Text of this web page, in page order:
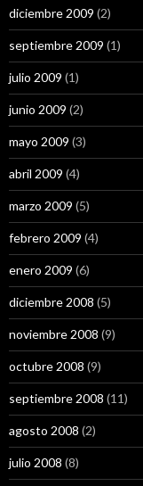
diciembre 2009 (2)
septiembre 2009 (1)
julio 2009 (1)
junio 2009 (2)
mayo 2009 (3)
abril 2009 (4)
marzo 2009 (5)
febrero 2009 (4)
enero 2009 (6)
diciembre 2008 (5)
noviembre 2008 (9)
octubre 2008 (9)
septiembre 2008 (11)
agosto 2008 (2)
julio 2008 (8)